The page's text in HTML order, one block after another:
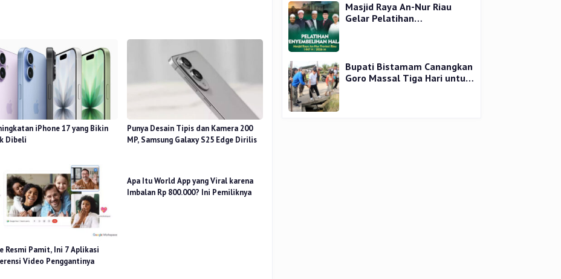
iPhone 17 yang Bikin
Dibeli
Punya Desain Tipis dan Kamera 200
MP, Samsung Galaxy S25 Edge Dirilis
Resmi Pamit, Ini 7 Aplikasi
Video Penggantinya
Apa Itu World App yang Viral karena
Imbalan Rp 800.000? Ini Pemiliknya
Masjid Raya An-Nur Riau
Gelar Pelatihan
Bupati Bistamam Canangkan
Goro Massal Tiga Hari untuk